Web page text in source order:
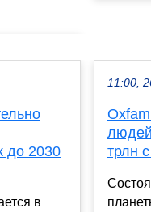
до 2030
в
11:00,
трлн